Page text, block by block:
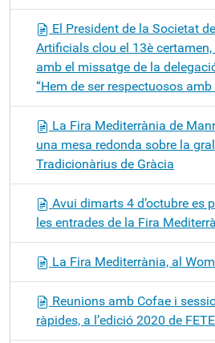
El President de la Societat
Artificials clou el 13è
amb el missatge de la
“Hem de ser respectuosos amb
La Fira Mediterrània de
una mesa redonda sobre la
Tradicionàrius de Gràcia
Avui dimarts 4 d’octubre es
les entrades de la Fira
La Fira Mediterrània, al
Reunions amb Cofae i
ràpides, a l’edició 2020 de